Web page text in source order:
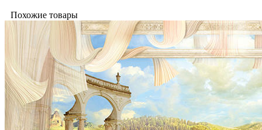
Похожие товары